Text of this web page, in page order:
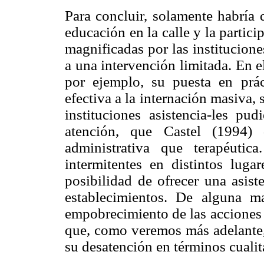
Para concluir, solamente habría
educación en la calle y la
magnificadas por las
a una intervención limitada. En
por ejemplo, su puesta en
efectiva a la internación masiva,
instituciones asistencia-les
atención, que Castel (1994)
administrativa que
intermitentes en distintos
posibilidad de ofrecer una
establecimientos. De alguna
empobrecimiento de las
que, como veremos más
su desatención en términos